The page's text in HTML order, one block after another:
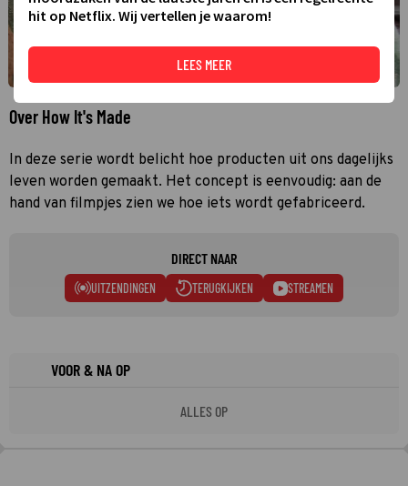
Over How It's Made
In deze serie wordt belicht hoe producten uit ons dagelijks
leven worden gemaakt. Het concept is eenvoudig: aan de
hand van filmpjes zien we hoe iets wordt gefabriceerd.
DIRECT NAAR
UITZENDINGEN TERUGKIJKEN STREAMEN
VOOR & NA OP
ALLES OP
hit op Netflix. Wij vertellen je waarom!
LEES MEER